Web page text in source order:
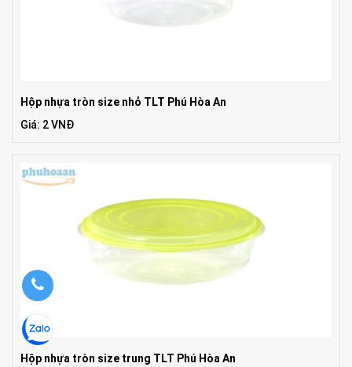
Hộp nhựa tròn size nhỏ TLT Phú Hòa An
Giá: 2 VNĐ
Hộp nhựa tròn size trung TLT Phú Hòa An